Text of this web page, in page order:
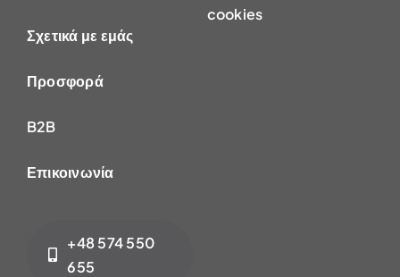
Σχετικά με εμάς
Προσφορά
B2B
Επικοινωνία
cookies
+48 574 550
655